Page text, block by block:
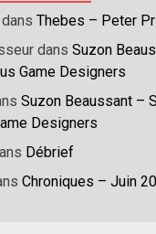
dans Thebes – Peter
dans Suzon
Game Designers
Suzon Beaussant –
Designers
Débrief
Chroniques – Juin